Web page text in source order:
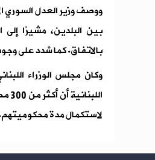
ووصف وزير العدل السوري
بين البلدين، مشيرًا
بالاتفاق. كما شدد على
لاستكمال مدة